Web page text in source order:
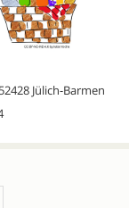
Jülich-Barmen